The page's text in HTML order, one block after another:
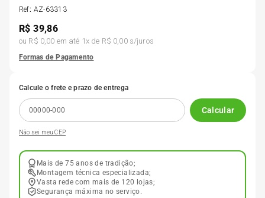
Ref: AZ-63313
R$39,86
ou R$ 0,00 em até 1x de R$ 0,00s/juros
Formas de Pagamento
Calcule o frete e prazo de entrega
Calcular
Não sei meu CEP
Mais de 75 anos de tradição;
Montagem técnica especializada;
Vasta rede com mais de 120 lojas;
Segurança máxima no serviço.
8º 185 60r15
9º
10º Pneu